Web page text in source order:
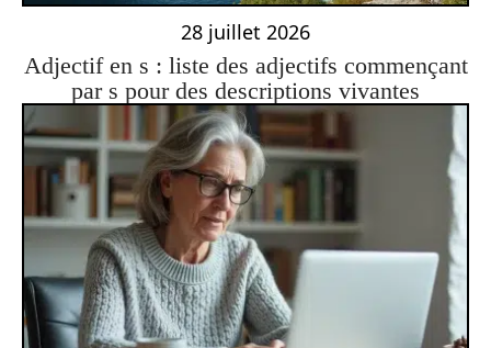
28 juillet 2026
Adjectif en s : liste des adjectifs commençant
par s pour des descriptions vivantes